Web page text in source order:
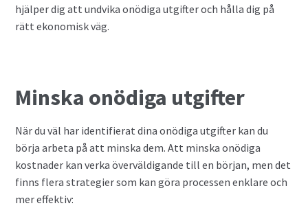
hjälper dig att undvika onödiga utgifter och hålla dig på
rätt ekonomisk väg.
Minska onödiga utgifter
När du väl har identifierat dina onödiga utgifter kan du
börja arbeta på att minska dem. Att minska onödiga
kostnader kan verka överväldigande till en början, men det
finns flera strategier som kan göra processen enklare och
mer effektiv: